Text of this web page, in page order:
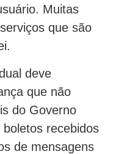
Muitas
que são
deve
que não
do Governo
recebidos
de mensagens